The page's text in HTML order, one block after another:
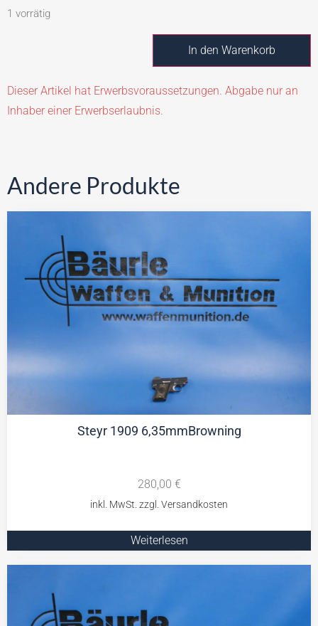
1 vorrätig
In den Warenkorb
Dieser Artikel hat Erwerbsvoraussetzungen. Abgabe nur an
Inhaber einer Erwerbserlaubnis.
Andere Produkte
Steyr 1909 6,35mmBrowning
280,00 €
Weiterlesen